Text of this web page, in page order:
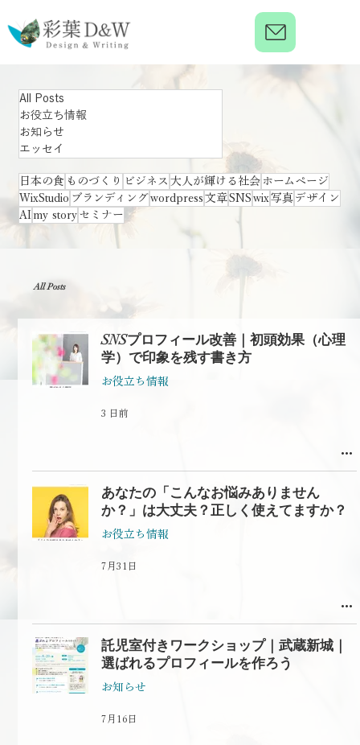
All Posts
お役立ち情報
お知らせ
エッセイ
日本の食 ものづくり ビジネス 大人が輝ける社会 ホームページ
WixStudio ブランディングwordpress 文章SNS wix写真 デザイン
AI
my story セミナー
All Posts
SNSプロフィール改善｜初頭効果（心理
学）で印象を残す書き方
お役立ち情報
3 日前
あなたの「こんなお悩みありません
か？」は大丈夫？正しく使えてますか？
お役立ち情報
7月31日
託児室付きワークショップ｜武蔵新城｜
選ばれるプロフィールを作ろう
お知らせ
7月16日